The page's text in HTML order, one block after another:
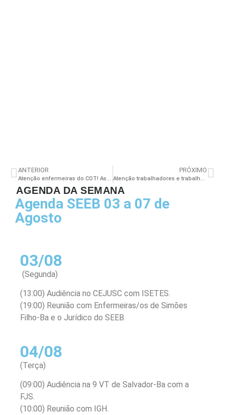
ANTERIOR
Atenção enfermeiras do COT! Assembleia acontecerá no próximo dia 02 de agosto
PRÓXIMO
Atenção trabalhadores e trabalhadoras da rede filantrópica!
AGENDA DA SEMANA
Agenda SEEB 03 a 07 de
Agosto
03/08
(Segunda)
(13:00) Audiência no CEJUSC com ISETES.
(19:00) Reunião com Enfermeiras/os de Simões
Filho-Ba e o Jurídico do SEEB.
04/08
(Terça)
(09:00) Audiência na 9 VT de Salvador-Ba com a
FJS.
(10:00) Reunião com IGH.